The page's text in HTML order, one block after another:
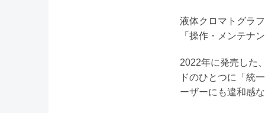
液体クロマトグラ
「操作・メンテナ
2022年に発売した
ドのひとつに「統
ーザーにも違和感